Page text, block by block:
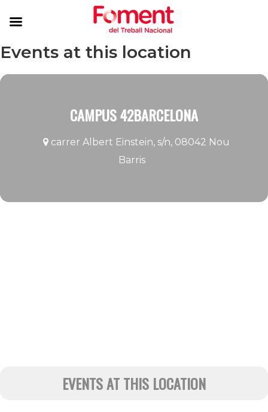
Events at this location
CAMPUS 42BARCELONA
carrer Albert Einstein, s/n, 08042 Nou
Barris
EVENTS AT THIS LOCATION